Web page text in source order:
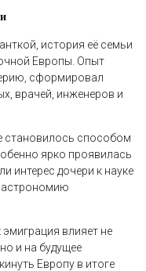
история её семьи
Европы. Опыт
сформировал
врачей, инженеров и
становилось способом
ярко проявилась
интерес дочери к науке
астрономию
влияет не
и на будущее
Европу в итоге